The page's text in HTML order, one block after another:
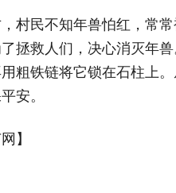
民不知年兽怕红，常常
拯救人们，决心消灭年
粗铁链将它锁在石柱上
安。
】